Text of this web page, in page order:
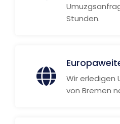
Stunden.
Wir erledigen
von Bremen